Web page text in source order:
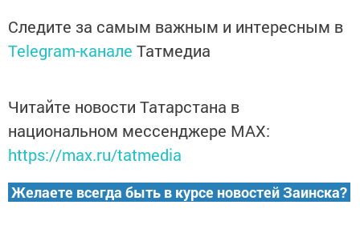
Следите за самым важным и интересным в
Telegram-канале Татмедиа
Читайте новости Татарстана в
национальном мессенджере MАХ:
https://max.ru/tatmedia
Желаете всегда быть в курсе новостей Заинска?